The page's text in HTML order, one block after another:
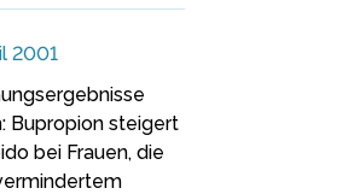
2001
Bupropion steigert
bei Frauen, die